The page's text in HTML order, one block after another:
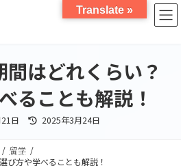
はどれくらい？
ることも解説！
日 最
終
時
2025年3月24日
留学
び方や学べることも解説！
Translate »